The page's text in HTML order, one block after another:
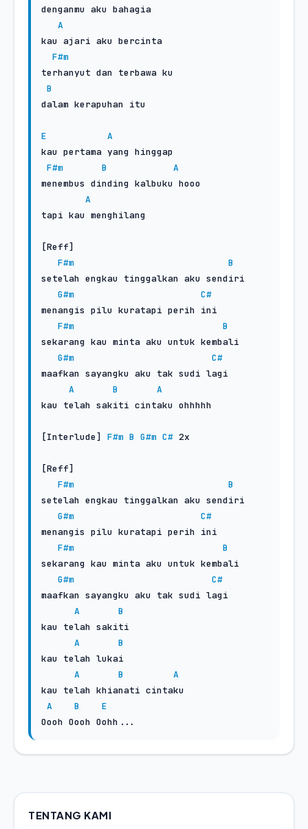
denganmu aku bahagia
A
kau ajari aku bercinta
F#m
terhanyut dan terbawa ku
B
dalam kerapuhan itu
E
A
kau pertama yang hinggap
F#m
B
A
menembus dinding kalbuku hooo
A
tapi kau menghilang
[Reff]
F#m
B
setelah engkau tinggalkan aku sendiri
G#m
C#
menangis pilu kuratapi perih ini
F#m
B
sekarang kau minta aku untuk kembali
G#m
C#
maafkan sayangku aku tak sudi lagi
A
B
A
kau telah sakiti cintaku ohhhhh
[Interlude] F#m B G#m C# 2x
[Reff]
F#m
B
setelah engkau tinggalkan aku sendiri
G#m
C#
menangis pilu kuratapi perih ini
F#m
B
sekarang kau minta aku untuk kembali
G#m
C#
maafkan sayangku aku tak sudi lagi
A
B
kau telah sakiti
A
B
kau telah lukai
A
B
A
kau telah khianati cintaku
A
B
E
Oooh Oooh Oohh...
TENTANG KAMI